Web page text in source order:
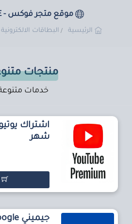
موقع متجر فوكس - FOXSTORE
الرئيسية البطاقات الالكترونية
منتجات
خدمات متنوعة
شهر